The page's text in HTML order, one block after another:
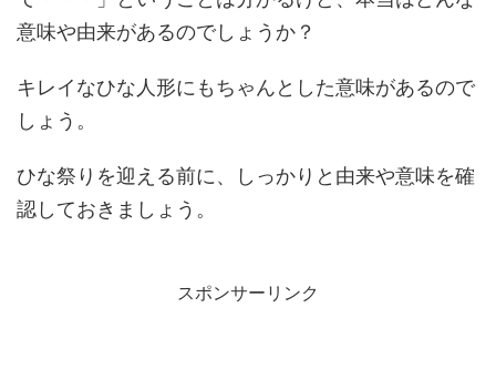
意味や由来があるのでしょうか？
キレイなひな人形にもちゃんとした意味があるので
しょう。
ひな祭りを迎える前に、しっかりと由来や意味を確
認しておきましょう。
スポンサーリンク